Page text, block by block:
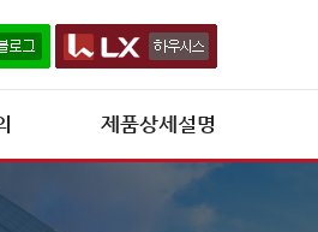
제품상세설명